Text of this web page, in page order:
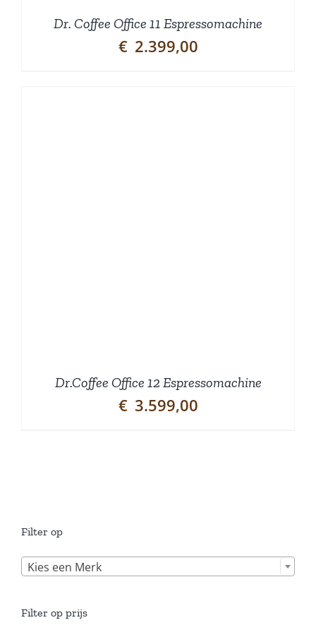
Dr. Coffee Office 11 Espressomachine
€ 2.399,00
Dr.Coffee Office 12 Espressomachine
€ 3.599,00
Filter op
Kies een Merk
Filter op prijs